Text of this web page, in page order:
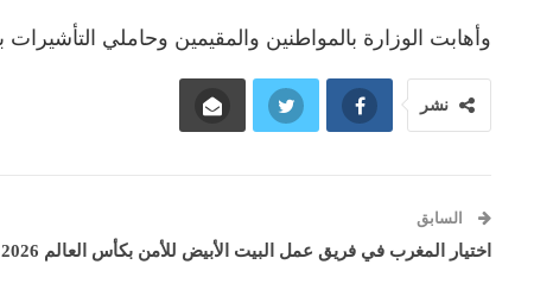
وأهابت الوزارة بالمواطنين والمقيمين وحاملي التأشيرات
نشر
السابق
اختيار المغرب في فريق عمل البيت الأبيض للأمن بكأس العالم 2026